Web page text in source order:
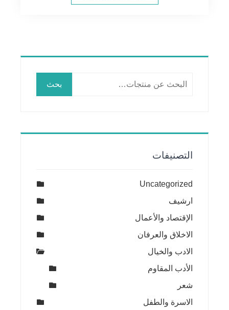
بحث
التصنيفات
Uncategorized
ارشيف
الإقتصاد والأعمال
الاخلاق والعرفان
الادب والخيال
الأدب المقاوم
شعر
الاسرة والطفل